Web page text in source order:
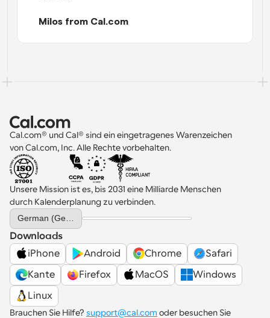
Milos from Cal.com
Cal.com® und Cal® sind ein eingetragenes Warenzeichen
von Cal.com, Inc. Alle Rechte vorbehalten.
Unsere Mission ist es, bis 2031 eine Milliarde Menschen
durch Kalenderplanung zu verbinden.
Select Language
German (Germany)
Downloads
iPhone
Android Chrome
Safari
Kante
Firefox MacOS
Windows
Linux
Brauchen Sie Hilfe? support@cal.com